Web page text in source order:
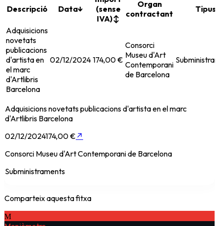
Descripció Data↓
(sense
IVA)↕
Organ
contractant
Tipus
Adquisicions
novetats
publicacions
d'artista en
el marc
d'Artlibris
Barcelona
02/12/2024 174,00 €
Consorci
Museu d'Art
Contemporani
de Barcelona
Adquisicions novetats publicacions d'artista en el marc
d'Artlibris Barcelona
02/12/2024174,00 € ↗
Consorci Museu d'Art Contemporani de Barcelona
Subministraments
Comparteix aquesta fitxa
M